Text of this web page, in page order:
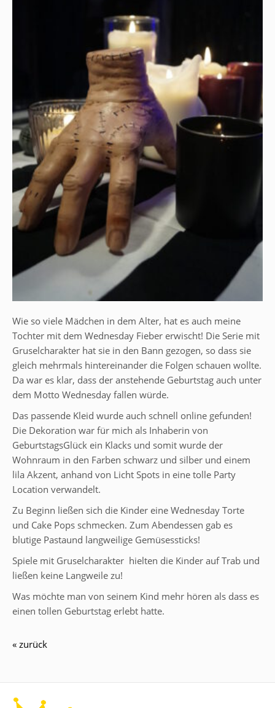
Wie so viele Mädchen in dem Alter, hat es auch meine
Tochter mit dem Wednesday Fieber erwischt! Die Serie mit
Gruselcharakter hat sie in den Bann gezogen, so dass sie
gleich mehrmals hintereinander die Folgen schauen wollte.
Da war es klar, dass der anstehende Geburtstag auch unter
dem Motto Wednesday fallen würde.
Das passende Kleid wurde auch schnell online gefunden!
Die Dekoration war für mich als Inhaberin von
GeburtstagsGlück ein Klacks und somit wurde der
Wohnraum in den Farben schwarz und silber und einem
lila Akzent, anhand von Licht Spots in eine tolle Party
Location verwandelt.
Zu Beginn ließen sich die Kinder eine Wednesday Torte
und Cake Pops schmecken. Zum Abendessen gab es
blutige Pastaund langweilige Gemüsessticks!
Spiele mit Gruselcharakter hielten die Kinder auf Trab und
ließen keine Langweile zu!
Was möchte man von seinem Kind mehr hören als dass es
einen tollen Geburtstag erlebt hatte.
« zurück